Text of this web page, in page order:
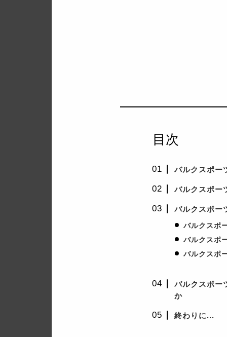
目次
バルクスポー
バルクスポー
バルクスポー
バルクスポ
バルクスポ
バルクスポ
バルクスポー
か
終わりに...